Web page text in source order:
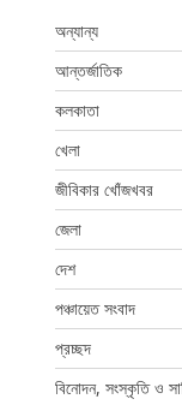
অন্যান্য
আন্তর্জাতিক
কলকাতা
খেলা
জীবিকার খোঁজখবর
জেলা
দেশ
পঞ্চায়েত সংবাদ
প্রচ্ছদ
বিনোদন, সংস্কৃতি ও